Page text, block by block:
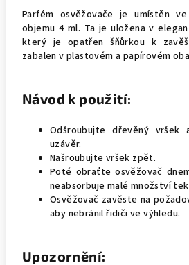
Parfém osvěžovače je umístěn
objemu 4 ml. Ta je uložena v
který je opatřen šňůrkou k
zabalen v plastovém a papírovém
Návod k použití:
Odšroubujte dřevěný vršek
uzávěr.
Našroubujte vršek zpět.
Poté obraťte osvěžovač
neabsorbuje malé množství
Osvěžovač zavěste na
aby nebránil řidiči ve výhledu.
Upozornění: